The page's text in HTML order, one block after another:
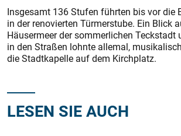
Insgesamt 136 Stufen führten bis vor die
in der renovierten Türmerstube. Ein Blick
Häusermeer der sommerlichen Teckstadt
in den Straßen lohnte allemal,
die Stadtkapelle auf dem Kirchplatz.
LESEN SIE AUCH